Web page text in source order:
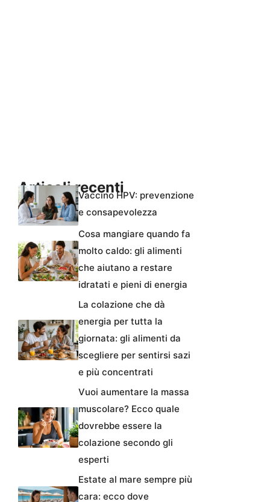
Articoli recentiVaccino HPV: prevenzione
e consapevolezza
Cosa mangiare quando fa
molto caldo: gli alimenti
che aiutano a restare
idratati e pieni di energia
La colazione che dà
energia per tutta la
giornata: gli alimenti da
scegliere per sentirsi sazi
e più concentrati
Vuoi aumentare la massa
muscolare? Ecco quale
dovrebbe essere la
colazione secondo gli
esperti
Estate al mare sempre più
cara: ecco dove